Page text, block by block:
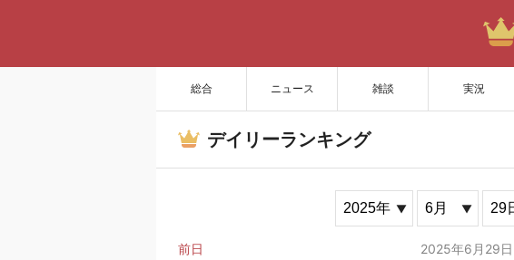
総合 ニュース 雑談 実況
サイトを更新
デイリーランキング
前日 2025年6月29日